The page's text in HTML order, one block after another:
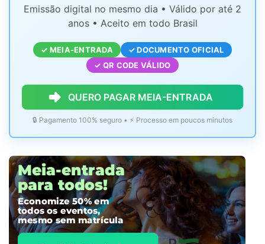
Emissão digital no mesmo dia • Válido por até 2
anos • Aceito em todo Brasil
✓ MEIA-ENTRADA
✓ DOCUMENTO OFICIAL
✓ QR CODE VÁLIDO
QUERO PAGAR MEIA-ENTRADA
🔒 Pagamento 100% seguro • ⚡ Processo em poucos minutos